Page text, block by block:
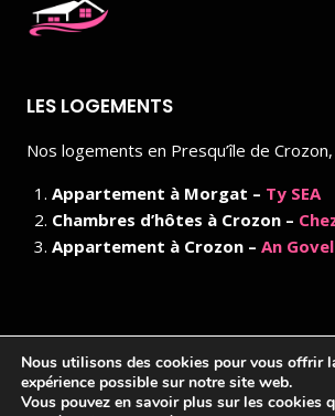
LES LOGEMENTS
Nos logements en Presqu’île de
Appartement à Morgat – Ty SEA
Chambres d’hôtes à Crozon –
Appartement à Crozon – An Govel
© 2026 Location Crozon Morgat - Site
parWebdesign29, agence web à Brest
Nous utilisons des cookies pour vous offrir
expérience possible sur notre site web.
Vous pouvez en savoir plus sur les cookies